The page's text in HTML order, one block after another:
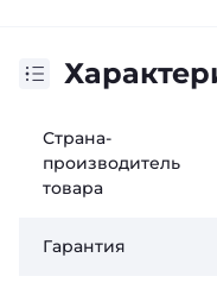
Страна-
производитель
товара
Гарантия